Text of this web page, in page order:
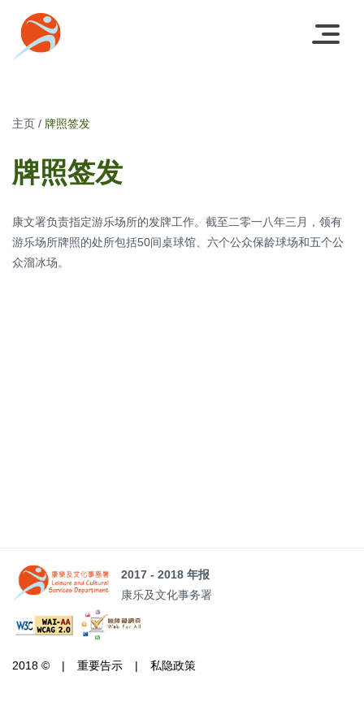
主页 / 牌照签发
牌照签发
康文署负责指定游乐场所的发牌工作。截至二零一八年三月，领有
游乐场所牌照的处所包括50间桌球馆、六个公众保龄球场和五个公
众溜冰场。
2017 - 2018 年报
康乐及文化事务署
2018 © 重要告示 私隐政策